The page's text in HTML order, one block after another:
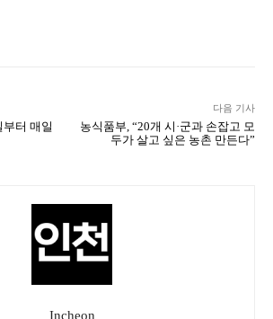
터 매일
다음 기사
농식품부, “20개 시·군과 손잡고 모
두가 살고 싶은 농촌 만든다”
Incheon